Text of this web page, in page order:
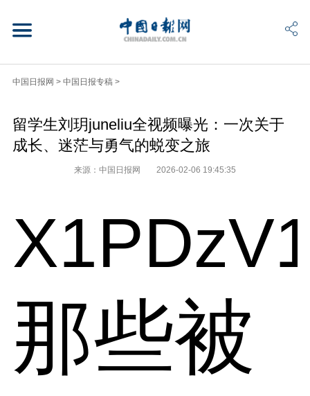
中国日报网 > 中国日报专稿 >
留学生刘玥juneliu全视频曝光：一次关于
成长、迷茫与勇气的蜕变之旅
来源：中国日报网 2026-02-06 19:45:35
那些被